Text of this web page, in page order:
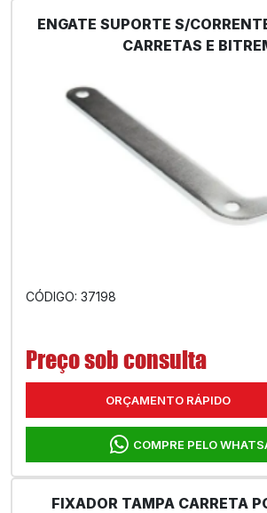
ENGATE SUPORTE S/
CARRETAS E
CÓDIGO: 37198
Preço sob consulta
ORÇAMENTO RÁPIDO
COMPRE PELO
FIXADOR TAMPA CARRETA